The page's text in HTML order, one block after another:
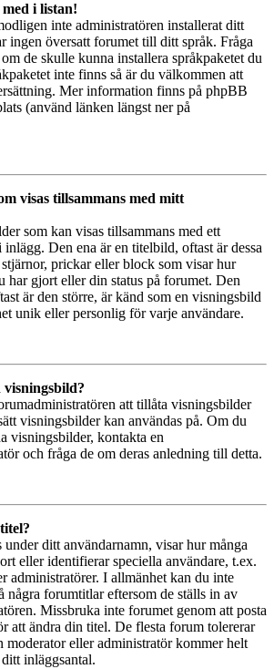
i listan!
inte administratören installerat ditt
ingen översatt forumet till ditt språk. Fråga
de skulle kunna installera språkpaketet du
inte finns så är du välkommen att
Mer information finns på phpBB
(använd länken längst ner på
visas tillsammans med mitt
som kan visas tillsammans med ett
inlägg. Den ena är en titelbild, oftast är dessa
prickar eller block som visar hur
har gjort eller din status på forumet. Den
är den större, är känd som en visningsbild
unik eller personlig för varje användare.
att tillåta visningsbilder
visningsbilder kan användas på. Om du
visningsbilder, kontakta en
och fråga de om deras anledning till detta.
under ditt användarnamn, visar hur många
eller identifierar speciella användare, t.ex.
administratörer. I allmänhet kan du inte
några forumtitlar eftersom de ställs in av
Missbruka inte forumet genom att posta
att ändra din titel. De flesta forum tolererar
moderator eller administratör kommer helt
inläggsantal.